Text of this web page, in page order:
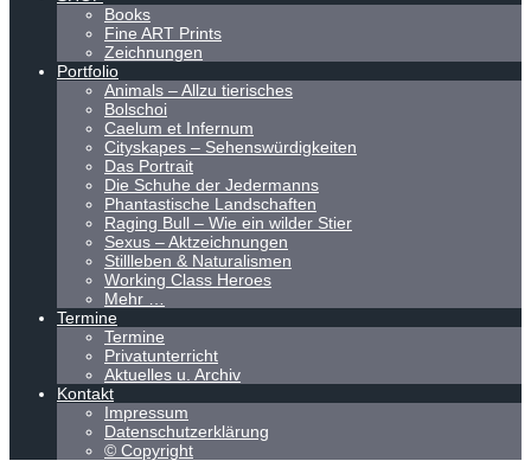
Books
Fine ART Prints
Zeichnungen
Portfolio
Animals – Allzu tierisches
Bolschoi
Caelum et Infernum
Cityskapes – Sehenswürdigkeiten
Das Portrait
Die Schuhe der Jedermanns
Phantastische Landschaften
Raging Bull – Wie ein wilder Stier
Sexus – Aktzeichnungen
Stillleben & Naturalismen
Working Class Heroes
Mehr …
Termine
Termine
Privatunterricht
Aktuelles u. Archiv
Kontakt
Impressum
Datenschutzerklärung
© Copyright